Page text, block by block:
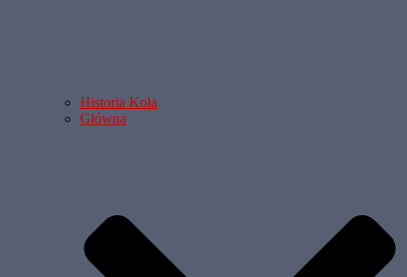
Historia Koła
Główna